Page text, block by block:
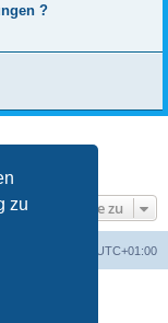
zu
?
Gehe zu
UTC+01:00
Limited